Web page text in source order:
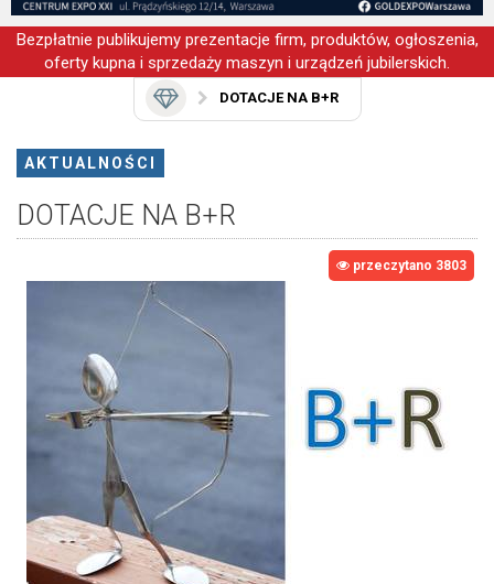
Bezpłatnie publikujemy prezentacje firm, produktów, ogłoszenia,
oferty kupna i sprzedaży maszyn i urządzeń jubilerskich.
DOTACJE NA B+R
AKTUALNOŚCI
DOTACJE NA B+R
przeczytano 3803